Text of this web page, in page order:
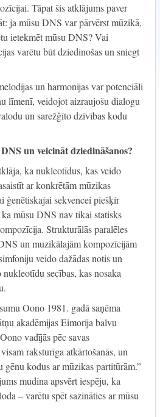
Tāpat šis atklājums paver
ja mūsu DNS var pārvērst mūzikā,
ietekmēt mūsu DNS? Vai
varētu būt dziedinošas un sniegt
un harmonijas var potenciāli
līmenī, veidojot aizraujošu dialogu
un sarežģīto dzīvības kodu
un veicināt dziedināšanos?
ka nukleotīdus, kas veido
ar konkrētām mūzikas
ģenētiskajai sekvencei piešķir
mūsu DNS nav tikai statisks
Strukturālās paralēles
un muzikālajām kompozīcijām
veido dažādas notis un
secības, kas nosaka
Oono 1981. gadā saņēma
akadēmijas Eimorija balvu
vadījās pēc savas
raksturīga atkārtošanās, un
gēnu kodus ar mūzikas partitūrām.”
mudina apsvērt iespēju, ka
– varētu spēt sazināties ar mūsu